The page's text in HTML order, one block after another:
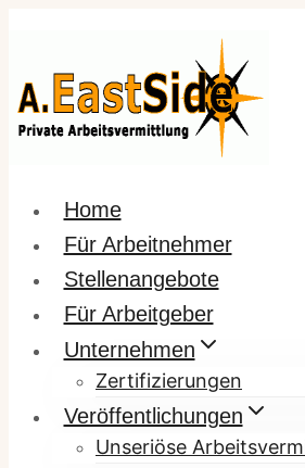
springen
Home
Für Arbeitnehmer
Stellenangebote
Für Arbeitgeber
Unternehmen
Zertifizierungen
Veröffentlichungen
Unseriöse